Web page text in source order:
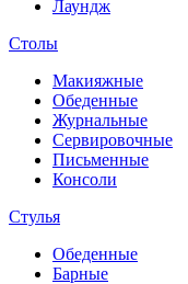
Лаундж
Столы
Макияжные
Обеденные
Журнальные
Сервировочные
Письменные
Консоли
Стулья
Обеденные
Барные